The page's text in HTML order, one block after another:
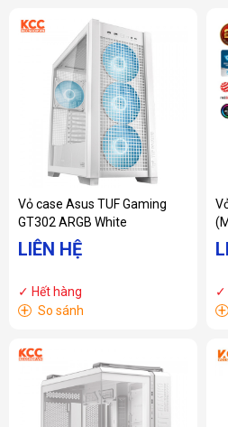
Vỏ case Asus TUF Gaming
GT302 ARGB White
LIÊN HỆ
✓ Hết hàng
+ So sánh
✓
+